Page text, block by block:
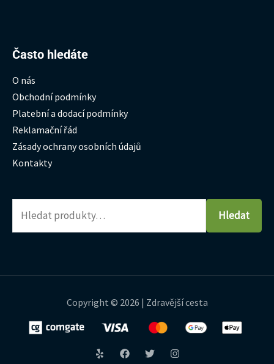
Často hledáte
O nás
Obchodní podmínky
Platební a dodací podmínky
Reklamační řád
Zásady ochrany osobních údajů
Kontakty
Hledat:
Hledat
Copyright © 2026 | Zdravější cesta